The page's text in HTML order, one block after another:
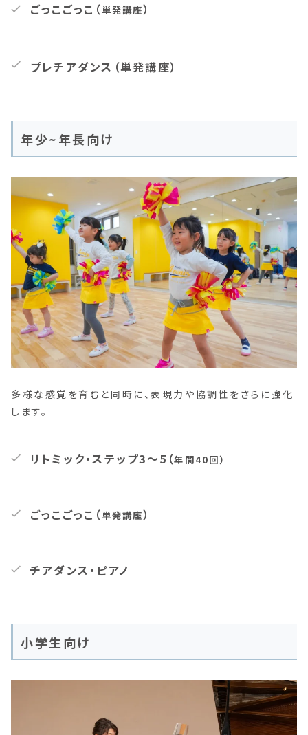
ごっこごっこ（単発講座）
プレチアダンス （単発講座）
年少~年長向け
多様な感覚を育むと同時に、表現力や協調性をさらに強化
します。
リトミック・ステップ3〜5（年間40回）
ごっこごっこ（単発講座）
チアダンス・ピアノ
小学生向け